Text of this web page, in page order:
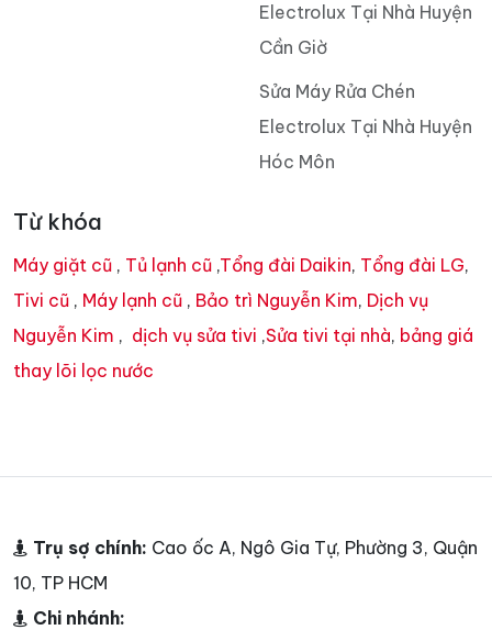
Electrolux Tại Nhà Huyện
Cần Giờ
Sửa Máy Rửa Chén
Electrolux Tại Nhà Huyện
Hóc Môn
Từ khóa
Máy giặt cũ , Tủ lạnh cũ ,Tổng đài Daikin, Tổng đài LG,
Tivi cũ , Máy lạnh cũ , Bảo trì Nguyễn Kim, Dịch vụ
Nguyễn Kim , dịch vụ sửa tivi ,Sửa tivi tại nhà, bảng giá
thay lõi lọc nước
Trụ sợ chính: Cao ốc A, Ngô Gia Tự, Phường 3, Quận
10, TP HCM
Chi nhánh: